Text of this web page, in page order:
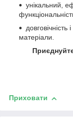
унікальний,
довговічність
матеріали.
Приховати